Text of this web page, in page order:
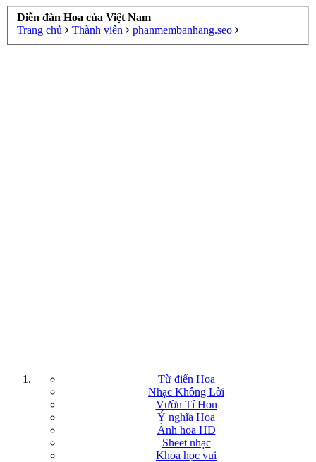
Diễn đàn Hoa của Việt Nam
Trang chủ
Thành viên phanmembanhang.seo
Từ điển Hoa
Nhạc Không Lời
Vườn Tí Hon
Ý nghĩa Hoa
Ảnh hoa HD
Sheet nhạc
Khoa học vui